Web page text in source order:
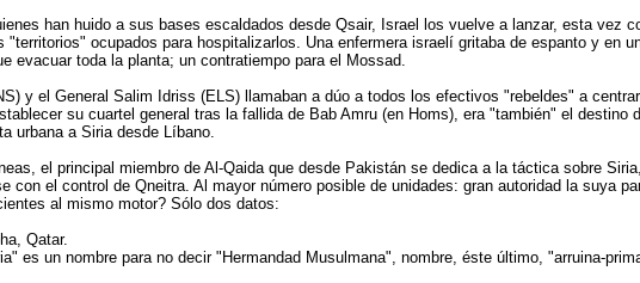
han huido a sus bases escaldados desde Qsair, Israel los vuelve a lanzar, esta vez
ocupados para hospitalizarlos. Una enfermera israelí gritaba de espanto y en
evacuar toda la planta; un contratiempo para el Mossad.
y el General Salim Idriss (ELS) llamaban a dúo a todos los efectivos "rebeldes" a
su cuartel general tras la fallida de Bab Amru (en Homs), era "también" el
urbana a Siria desde Líbano.
el principal miembro de Al-Qaida que desde Pakistán se dedica a la táctica sobre
el control de Qneitra. Al mayor número posible de unidades: gran autoridad la suya
al mismo motor? Sólo dos datos:
Qatar.
es un nombre para no decir "Hermandad Musulmana", nombre, éste último, "arruina-